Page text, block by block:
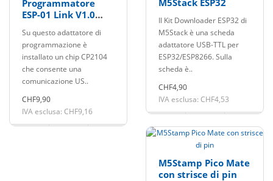
Programmatore
ESP-01 Link V1.0
Su questo adattatore di
programmazione è
installato un chip CP2104
che consente una
comunicazione US..
CHF9,90
IVA esclusa: CHF9,16
M5Stack ESP32
Il Kit Downloader ESP32 di
M5Stack è una scheda
adattatore USB-TTL per
ESP32/ESP8266. Sulla
scheda è..
CHF4,90
IVA esclusa: CHF4,53
M5Stamp Pico Mate
con strisce di pin